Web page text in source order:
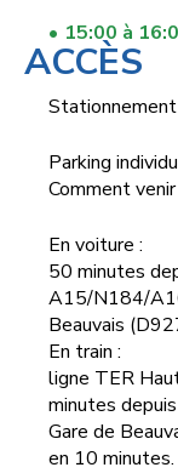
15:00 à
ACCÈS
Stationnement
Parking
Comment
En voiture :
50 minutes
A15/N184/
Beauvais
En train :
ligne TER
minutes
Gare de
en 10 minutes.